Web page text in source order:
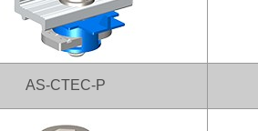
AS-CTEC-P